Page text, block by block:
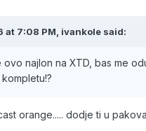
at 7:08 PM, ivankole said:
najlon na XTD, bas me
orange..... dodje ti u